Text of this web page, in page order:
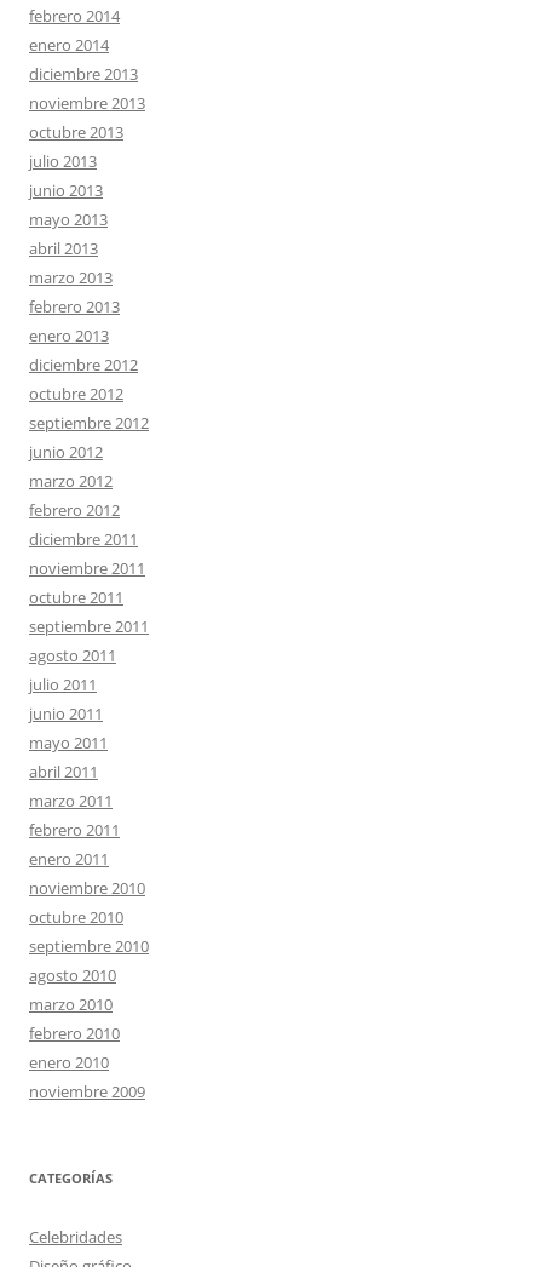
febrero 2014
enero 2014
diciembre 2013
noviembre 2013
octubre 2013
julio 2013
junio 2013
mayo 2013
abril 2013
marzo 2013
febrero 2013
enero 2013
diciembre 2012
octubre 2012
septiembre 2012
junio 2012
marzo 2012
febrero 2012
diciembre 2011
noviembre 2011
octubre 2011
septiembre 2011
agosto 2011
julio 2011
junio 2011
mayo 2011
abril 2011
marzo 2011
febrero 2011
enero 2011
noviembre 2010
octubre 2010
septiembre 2010
agosto 2010
marzo 2010
febrero 2010
enero 2010
noviembre 2009
CATEGORÍAS
Celebridades